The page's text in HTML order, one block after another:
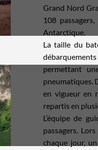
Grand Nord
108
Antarctique.
La taille du
permettant
pneumatiques.
en vigueur en
repartis en
L’équipe de
passagers.
chaque jour,